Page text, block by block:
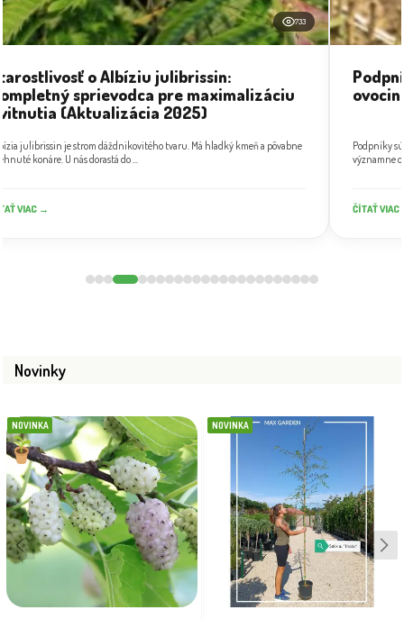
733
o Albíziu julibrissin:
sprievodca pre maximalizáciu
(Aktualizácia 2025)
julibrissin je strom dáždnikovitého tvaru. Má hladký kmeň a pôvabne
konáre. U nás dorastá do ...
VIAC →
Podpníky
významne
ČÍTAŤ
Novinky
NOVINKA NOVINKA